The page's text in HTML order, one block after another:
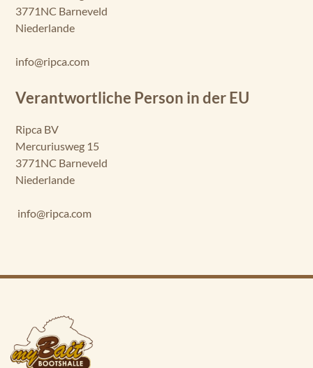
3771NC Barneveld
Niederlande
info@ripca.com
Verantwortliche Person in der EU
Ripca BV
Mercuriusweg 15
3771NC Barneveld
Niederlande
info@ripca.com